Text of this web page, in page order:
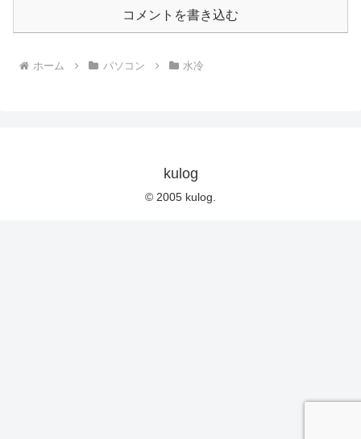
コメントを書き込む
ホーム パソコン 水冷
kulog
© 2005 kulog.